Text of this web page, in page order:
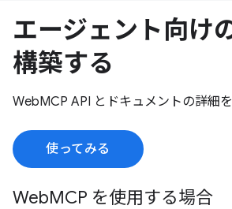
エージェント向け
構築する
WebMCP API とドキュメントの詳細を
使ってみる
WebMCP を使用する場合